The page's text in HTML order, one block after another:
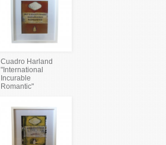
Cuadro Harland
"International
Incurable
Romantic"